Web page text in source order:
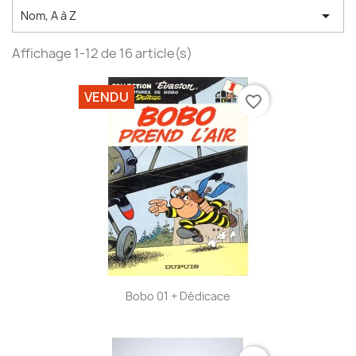
Nom, A à Z 
Affichage 1-12 de 16 article(s)
Bobo 01 + Dédicace
VENDU favorite_border